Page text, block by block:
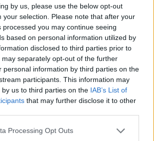
by us, please use the below opt-out
your selection. Please note that after your
processed you may continue seeing
based on personal information utilized by
disclosed to third parties prior to
separately opt-out of the further
personal information by third parties on the
participants. This information may
us to third parties on the IAB’s List of
that may further disclose it to other
website/app uses one or more Google
Processing Opt Outs